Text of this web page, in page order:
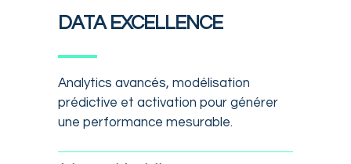
DATA EXCELLENCE
Analytics avancés, modélisation
prédictive et activation pour générer
une performance mesurable.